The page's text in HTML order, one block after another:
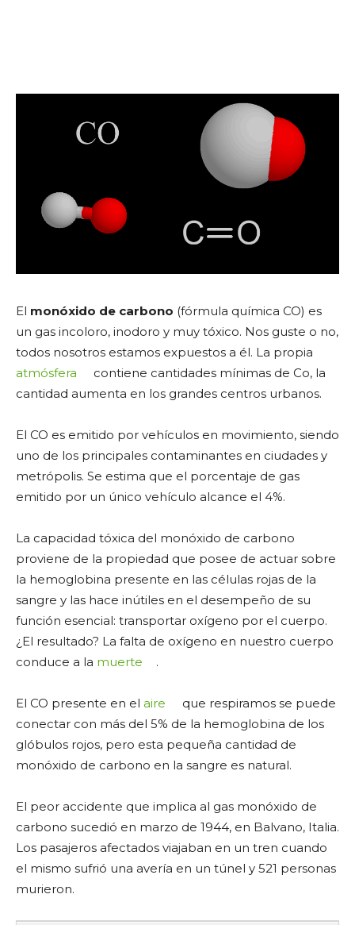
El monóxido de carbono (fórmula química CO) es
un gas incoloro, inodoro y muy tóxico. Nos guste o no,
todos nosotros estamos expuestos a él. La propia
atmósfera
contiene cantidades mínimas de Co, la
cantidad aumenta en los grandes centros urbanos.
El CO es emitido por vehículos en movimiento, siendo
uno de los principales contaminantes en ciudades y
metrópolis. Se estima que el porcentaje de gas
emitido por un único vehículo alcance el 4%.
La capacidad tóxica del monóxido de carbono
proviene de la propiedad que posee de actuar sobre
la hemoglobina presente en las células rojas de la
sangre y las hace inútiles en el desempeño de su
función esencial: transportar oxígeno por el cuerpo.
¿El resultado? La falta de oxígeno en nuestro cuerpo
conduce a la muerte .
El CO presente en el aire
que respiramos se puede
conectar con más del 5% de la hemoglobina de los
glóbulos rojos, pero esta pequeña cantidad de
monóxido de carbono en la sangre es natural.
El peor accidente que implica al gas monóxido de
carbono sucedió en marzo de 1944, en Balvano, Italia.
Los pasajeros afectados viajaban en un tren cuando
el mismo sufrió una avería en un túnel y 521 personas
murieron.